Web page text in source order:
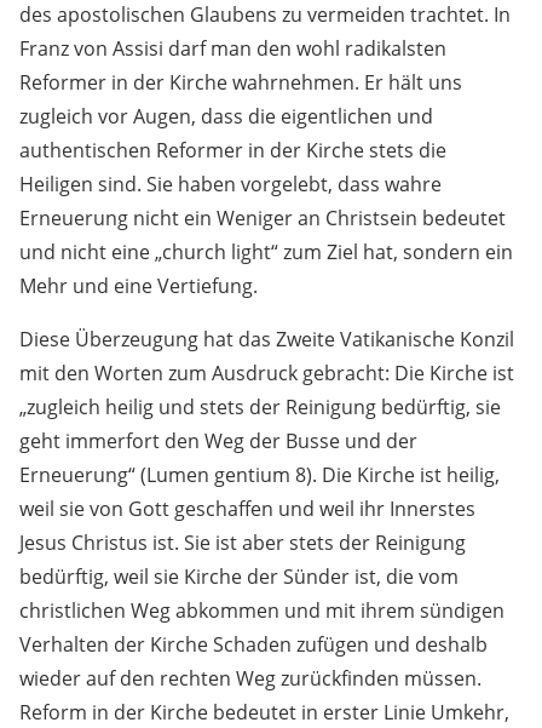
des apostolischen Glaubens zu vermeiden trachtet. In
Franz von Assisi darf man den wohl radikalsten
Reformer in der Kirche wahrnehmen. Er hält uns
zugleich vor Augen, dass die eigentlichen und
authentischen Reformer in der Kirche stets die
Heiligen sind. Sie haben vorgelebt, dass wahre
Erneuerung nicht ein Weniger an Christsein bedeutet
und nicht eine „church light“ zum Ziel hat, sondern ein
Mehr und eine Vertiefung.
Diese Überzeugung hat das Zweite Vatikanische Konzil
mit den Worten zum Ausdruck gebracht: Die Kirche ist
„zugleich heilig und stets der Reinigung bedürftig, sie
geht immerfort den Weg der Busse und der
Erneuerung“ (Lumen gentium 8). Die Kirche ist heilig,
weil sie von Gott geschaffen und weil ihr Innerstes
Jesus Christus ist. Sie ist aber stets der Reinigung
bedürftig, weil sie Kirche der Sünder ist, die vom
christlichen Weg abkommen und mit ihrem sündigen
Verhalten der Kirche Schaden zufügen und deshalb
wieder auf den rechten Weg zurückfinden müssen.
Reform in der Kirche bedeutet in erster Linie Umkehr,